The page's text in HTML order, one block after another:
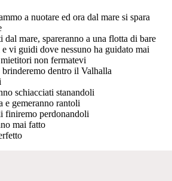
a nuotare ed ora dal mare si spara
dal mare, spareranno a una flotta di bare
vi guidi dove nessuno ha guidato mai
non fermatevi
dentro il Valhalla
schiacciati stanandoli
e gemeranno rantoli
finiremo perdonandoli
mai fatto